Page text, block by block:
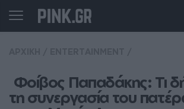
Φοίβος Παπαδάκης: Τι
τη συνεργασία του